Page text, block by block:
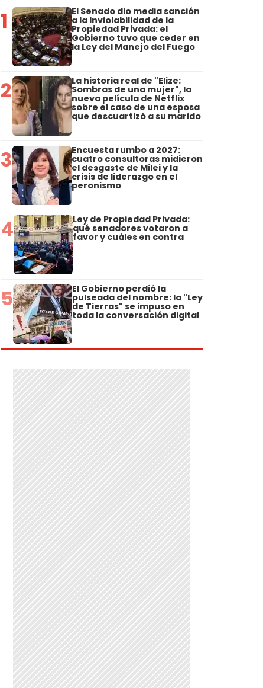
1 El Senado dio media sanción
a la Inviolabilidad de la
Propiedad Privada: el
Gobierno tuvo que ceder en
la Ley del Manejo del Fuego
2 La historia real de "Elize:
Sombras de una mujer", la
nueva película de Netflix
sobre el caso de una esposa
que descuartizó a su marido
3 Encuesta rumbo a 2027:
cuatro consultoras midieron
el desgaste de Milei y la
crisis de liderazgo en el
peronismo
4 Ley de Propiedad Privada:
qué senadores votaron a
favor y cuáles en contra
5 El Gobierno perdió la
pulseada del nombre: la "Ley
de Tierras" se impuso en
toda la conversación digital